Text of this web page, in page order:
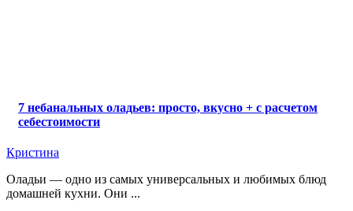
7 небанальных оладьев: просто, вкусно + с расчетом
себестоимости
Кристина
Оладьи — одно из самых универсальных и любимых блюд
домашней кухни. Они ...